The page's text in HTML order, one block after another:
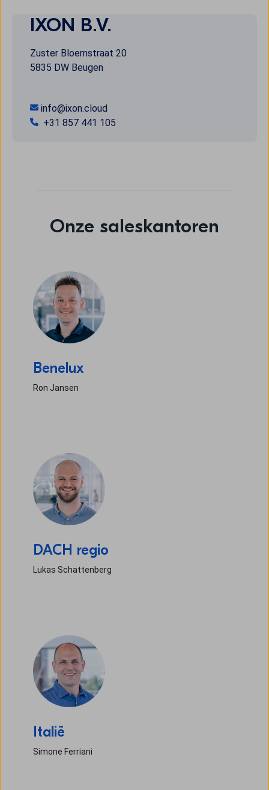
IXON B.V.
Zuster Bloemstraat 20
5835 DW Beugen
info@ixon.cloud
+31 857 441 105
Onze saleskantoren
Benelux
Ron Jansen
DACH regio
Lukas Schattenberg
Italië
Simone Ferriani